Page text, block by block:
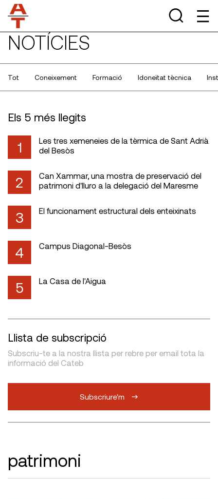
NOTÍCIES
Tot Coneixement Formació Idoneïtat tècnica
Els 5 més llegits
1
Les tres xemeneies de la tèrmica de Sant Adrià
del Besòs
2
Can Xammar, una mostra de preservació del
patrimoni d'Iluro a la delegació del Maresme
3 El funcionament estructural dels enteixinats
4 Campus Diagonal-Besòs
5 La Casa de l'Aigua
Llista de subscripció
Subscriu-te a la nostra llista per rebre per email tota la
informació del Cateb
Subscriure'm
patrimoni